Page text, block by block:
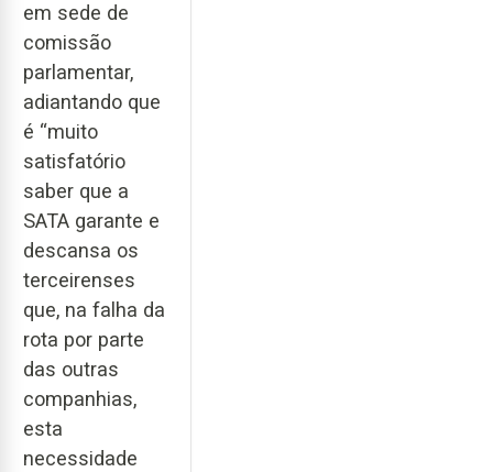
em sede de
comissão
parlamentar,
adiantando que
é “muito
satisfatório
saber que a
SATA garante e
descansa os
terceirenses
que, na falha da
rota por parte
das outras
companhias,
esta
necessidade